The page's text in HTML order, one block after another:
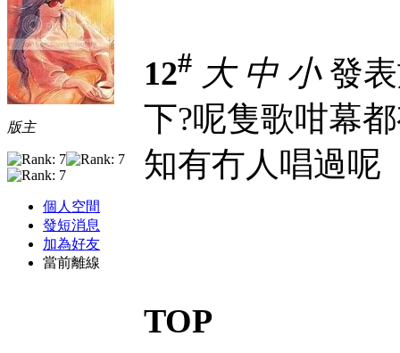
版主
個人空間
發短消息
加為好友
當前離線
12# 大 中 小發表
下?呢隻歌咁幕
知有冇人唱過呢
TOP